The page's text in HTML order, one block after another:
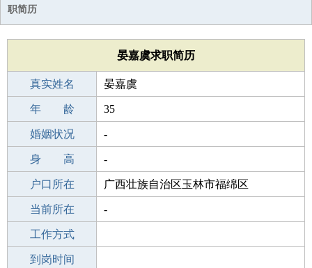
职简历
晏嘉虞求职简历
真实姓名 晏嘉虞
性 别 女
年 龄 35
出生年月 1991-09-16
婚姻状况 -
学 历 初中
身 高 -
毕业学校 咸宁子龙文武学校
户口所在 广西壮族自治区玉林市福绵区
所学专业 -
当前所在 -
工作经验
工作方式
驾 照
到岗时间